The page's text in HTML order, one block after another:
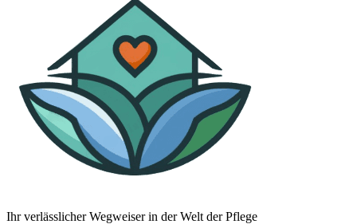
Ihr verlässlicher Wegweiser in der Welt der Pflege